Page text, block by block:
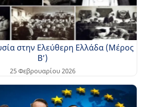
στην Ελεύθερη Ελλάδα (Μέρος
Β’)
25 Φεβρουαρίου 2026